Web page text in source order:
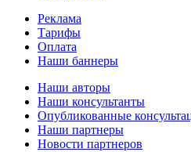
Реклама
Тарифы
Оплата
Наши баннеры
Наши авторы
Наши консультанты
Опубликованные
Наши партнеры
Новости партнеров